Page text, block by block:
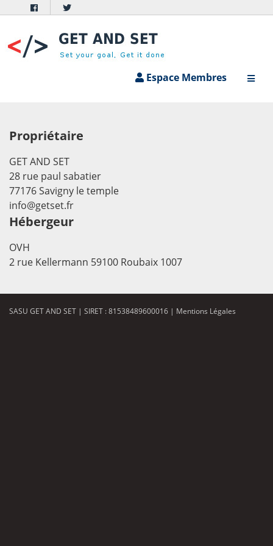
Espace Membres
Propriétaire
GET AND SET
28 rue paul sabatier
77176 Savigny le temple
info@getset.fr
Hébergeur
OVH
2 rue Kellermann 59100 Roubaix 1007
SASU GET AND SET | SIRET : 81538489600016 | Mentions Légales